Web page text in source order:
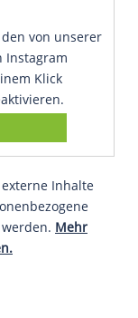
von unserer
Instagram
Klick
Inhalte
Mehr